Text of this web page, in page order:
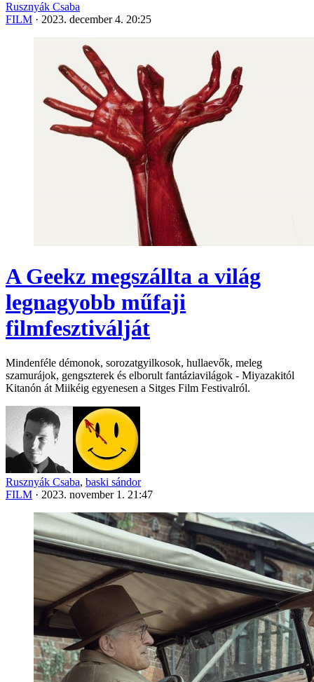
Rusznyák Csaba
FILM · 2023. december 4. 20:25
A Geekz megszállta a világ
legnagyobb műfaji
filmfesztiválját
Mindenféle démonok, sorozatgyilkosok, hullaevők, meleg
szamurájok, gengszterek és elborult fantáziavilágok - Miyazakitól
Kitanón át Miikéig egyenesen a Sitges Film Festivalról.
Rusznyák Csaba, baski sándor
FILM · 2023. november 1. 21:47